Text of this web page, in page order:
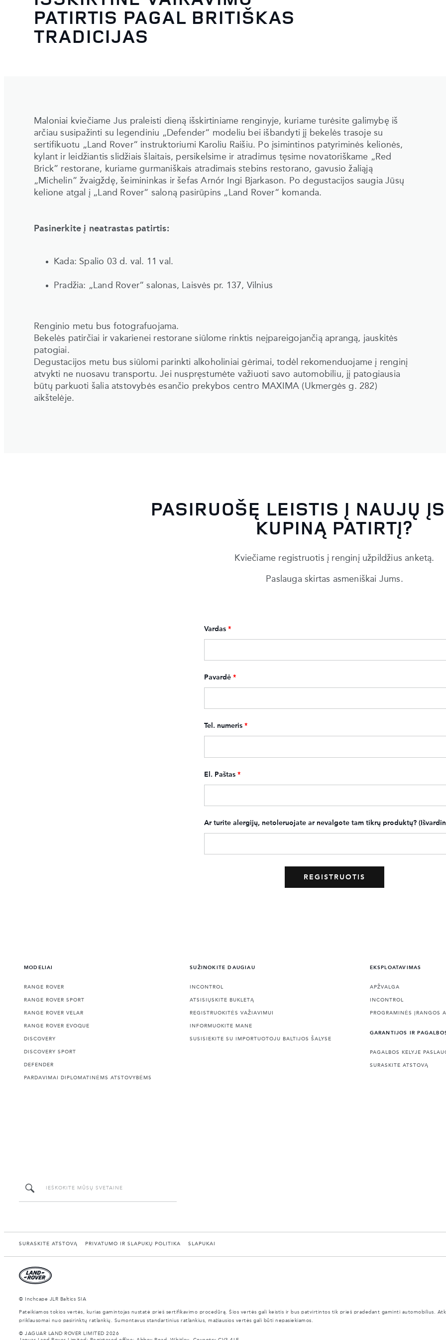
PATIRTIS PAGAL BRITIŠKAS
TRADICIJAS
Maloniai kviečiame Jus praleisti dieną išskirtiniame renginyje, kuriame turėsite galimybę iš
arčiau susipažinti su legendiniu „Defender“ modeliu bei išbandyti jį bekelės trasoje su
sertifikuotu „Land Rover“ instruktoriumi Karoliu Raišiu. Po įsimintinos patyriminės kelionės,
kylant ir leidžiantis slidžiais šlaitais, persikelsime ir atradimus tęsime novatoriškame „Red
Brick” restorane, kuriame gurmaniškais atradimais stebins restorano, gavusio žaliąją
„Michelin” žvaigždę, šeimininkas ir šefas Arnór Ingi Bjarkason. Po degustacĳos saugia Jūsų
kelione atgal į „Land Rover“ saloną pasirūpins „Land Rover“ komanda.
Pasinerkite į neatrastas patirtis:
Kada: Spalio 03 d. val. 11 val.
Pradžia: „Land Rover“ salonas, Laisvės pr. 137, Vilnius
Renginio metu bus fotografuojama.
Bekelės patirčiai ir vakarienei restorane siūlome rinktis neįpareigojančią aprangą, jauskitės
patogiai.
Degustacijos metu bus siūlomi parinkti alkoholiniai gėrimai, todėl rekomenduojame į renginį
atvykti ne nuosavu transportu. Jei nuspręstumėte važiuoti savo automobiliu, jį patogiausia
būtų parkuoti šalia atstovybės esančio prekybos centro MAXIMA (Ukmergės g. 282)
aikštelėje.
PASIRUOŠĘ LEISTIS Į NAUJŲ
KUPINĄ PATIRTĮ?
Kviečiame registruotis į renginį užpildžius anketą.
Paslauga skirtas asmeniškai Jums.
Vardas *
Pavardė *
Tel. numeris *
El. Paštas *
Ar turite alergijų, netoleruojate ar nevalgote tam tikrų produktų?
MODELIAI
RANGE ROVER
RANGE ROVER SPORT
RANGE ROVER VELAR
RANGE ROVER EVOQUE
DISCOVERY
DISCOVERY SPORT
DEFENDER
PARDAVIMAI DIPLOMATINĖMS ATSTOVYBĖMS
SUŽINOKITE DAUGIAU
INCONTROL
ATSISIŲSKITE BUKLETĄ
REGISTRUOKITĖS VAŽIAVIMUI
INFORMUOKITE MANE
SUSISIEKITE SU IMPORTUOTOJU BALTIJOS ŠALYSE
EKSPLOATAVIMAS
APŽVALGA
INCONTROL
PROGRAMINĖS ĮRANGOS
GARANTIJOS IR
PAGALBOS KELYJE
SURASKITE ATSTOVĄ
SURASKITE ATSTOVĄ PRIVATUMO IR SLAPUKŲ POLITIKA SLAPUKAI
© Inchcape JLR Baltics SIA
Pateikiamos tokios vertės, kurias gamintojas nustatė prieš sertifikavimo procedūrą. Šios vertės gali keistis ir bus patvirtintos tik prieš pradedant gaminti automobilius.
priklausomai nuo pasirinktų ratlankių. Sumontavus standartinius ratlankius, mažiausios vertės gali būti nepasiekiamos.
© JAGUAR LAND ROVER LIMITED 2026